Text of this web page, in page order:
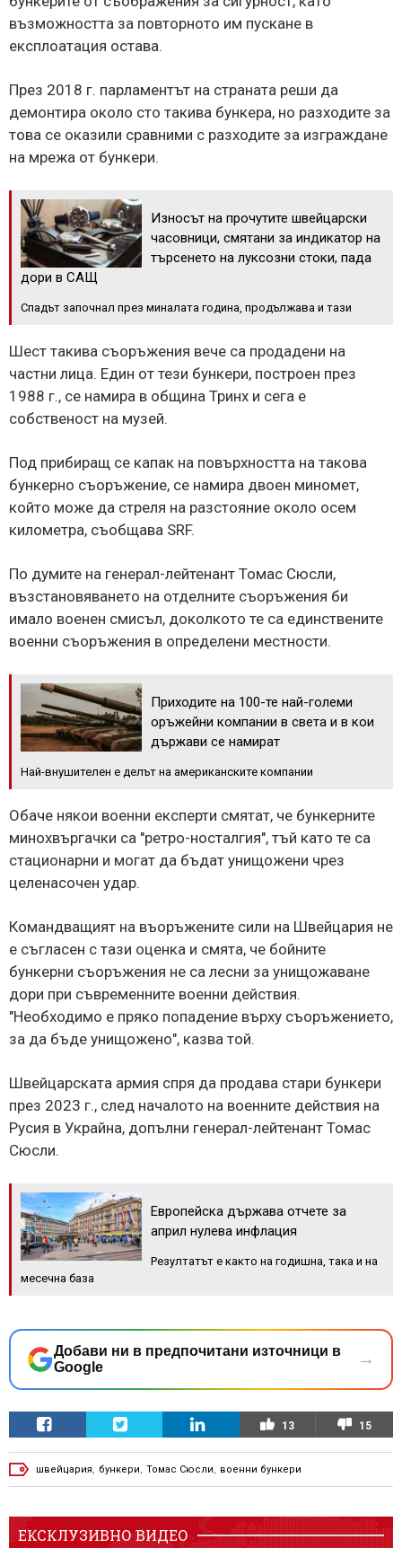
възможността за повторното им пускане в
експлоатация остава.
През 2018 г. парламентът на страната реши да
демонтира около сто такива бункера, но разходите за
това се оказили сравними с разходите за изграждане
на мрежа от бункери.
Износът на прочутите швейцарски
часовници, смятани за индикатор на
търсенето на луксозни стоки, пада
дори в САЩ
Спадът започнал през миналата година, продължава и тази
Шест такива съоръжения вече са продадени на
частни лица. Един от тези бункери, построен през
1988 г., се намира в община Тринх и сега е
собственост на музей.
Под прибиращ се капак на повърхността на такова
бункерно съоръжение, се намира двоен миномет,
който може да стреля на разстояние около осем
километра, съобщава SRF.
По думите на генерал-лейтенант Томас Сюсли,
възстановяването на отделните съоръжения би
имало военен смисъл, доколкото те са единствените
военни съоръжения в определени местности.
Приходите на 100-те най-големи
оръжейни компании в света и в кои
държави се намират
Най-внушителен е делът на американските компании
Обаче някои военни експерти смятат, че бункерните
минохвъргачки са "ретро-носталгия", тъй като те са
стационарни и могат да бъдат унищожени чрез
целенасочен удар.
Командващият на въоръжените сили на Швейцария не
е съгласен с тази оценка и смята, че бойните
бункерни съоръжения не са лесни за унищожаване
дори при съвременните военни действия.
"Необходимо е пряко попадение върху съоръжението,
за да бъде унищожено", казва той.
Швейцарската армия спря да продава стари бункери
през 2023 г., след началото на военните действия на
Русия в Украйна, допълни генерал-лейтенант Томас
Сюсли.
Европейска държава отчете за
април нулева инфлация
Резултатът е както на годишна, така и на
месечна база
Добави ни в предпочитани източници в
Google
→
13 15
швейцария, бункери, Томас Сюсли, военни бункери
ЕКСКЛУЗИВНО ВИДЕО